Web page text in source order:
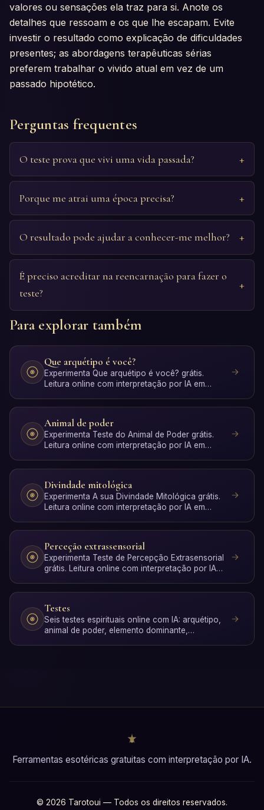
valores ou sensações ela traz para si. Anote os
detalhes que ressoam e os que lhe escapam. Evite
investir o resultado como explicação de dificuldades
presentes; as abordagens terapêuticas sérias
preferem trabalhar o vivido atual em vez de um
passado hipotético.
Perguntas frequentes
O teste prova que vivi uma vida passada?
Porque me atrai uma época precisa?
O resultado pode ajudar a conhecer-me melhor?
É preciso acreditar na reencarnação para fazer o
teste?
Para explorar também
Que arquétipo é você?
Experimenta Que arquétipo é você? grátis.
Leitura online com interpretação por IA em
Animal de poder
Experimenta Teste do Animal de Poder grátis.
Leitura online com interpretação por IA em
Divindade mitológica
Experimenta A sua Divindade Mitológica grátis.
Leitura online com interpretação por IA em
Perceção extrassensorial
Experimenta Teste de Percepção Extrasensorial
grátis. Leitura online com interpretação por IA
Testes
Seis testes espirituais online com IA: arquétipo,
animal de poder, elemento dominante,
Ferramentas esotéricas gratuitas com interpretação por IA.
© 2026 Tarotoui — Todos os direitos reservados.